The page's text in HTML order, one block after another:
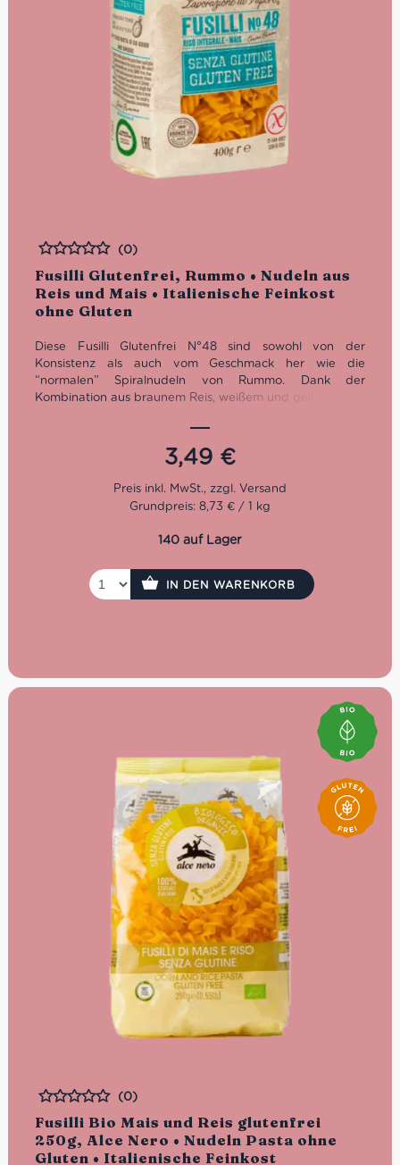
Fusilli Glutenfrei, Rummo • Nudeln aus
Reis und Mais • Italienische Feinkost
ohne Gluten
Bewertet
(0)
Diese Fusilli Glutenfrei N°48 sind sowohl von der
Konsistenz als auch vom Geschmack her wie die
“normalen” Spiralnudeln von Rummo. Dank der
Kombination aus braunem Reis, weißem und gelbem Mais
Glutenunverträglichkeit in den Genuss des italienischen
Nudel-Klassikers kommen. Sie passen zu
verschiedenen Soßen und Beilagen.
Kochzeit: 11 Minuten
Packung: 400 g
3,49 €
Grundpreis: 8,73 € / 1 kg
140 auf Lager
IN DEN WARENKORB
Fusilli Bio Mais und Reis glutenfrei
250g, Alce Nero • Nudeln Pasta ohne
Gluten • Italienische Feinkost
Bewertet
(0)